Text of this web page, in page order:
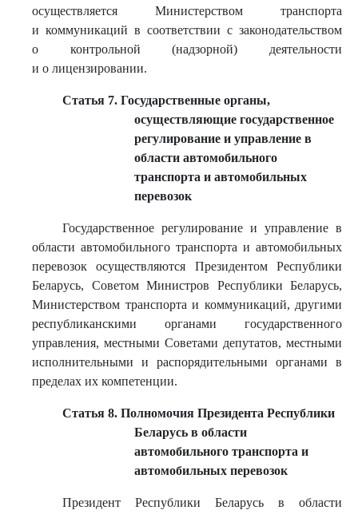
осуществляется Министерством транспорта
и коммуникаций в соответствии с законодательством
о контрольной (надзорной) деятельности
и о лицензировании.
Статья 7. Государственные органы,
осуществляющие государственное
регулирование и управление в
области автомобильного
транспорта и автомобильных
перевозок
Государственное регулирование и управление в
области автомобильного транспорта и автомобильных
перевозок осуществляются Президентом Республики
Беларусь, Советом Министров Республики Беларусь,
Министерством транспорта и коммуникаций, другими
республиканскими органами государственного
управления, местными Советами депутатов, местными
исполнительными и распорядительными органами в
пределах их компетенции.
Статья 8. Полномочия Президента Республики
Беларусь в области
автомобильного транспорта и
автомобильных перевозок
Президент Республики Беларусь в области